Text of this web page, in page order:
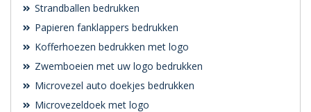
Strandballen bedrukken
Papieren fanklappers bedrukken
Kofferhoezen bedrukken met logo
Zwemboeien met uw logo bedrukken
Microvezel auto doekjes bedrukken
Microvezeldoek met logo